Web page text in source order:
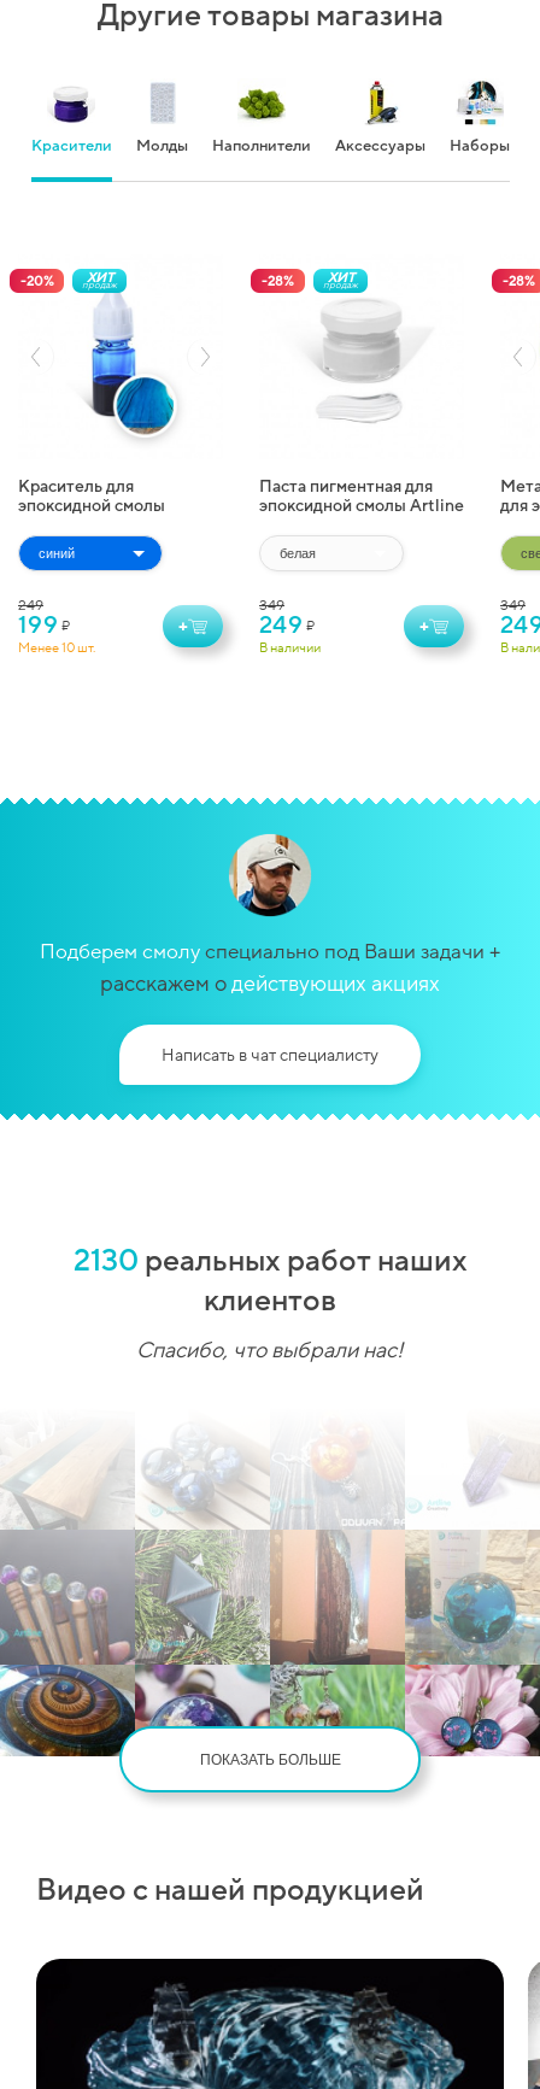
Другие товары магазина
Красители Молды Наполнители Аксессуары Наборы
-20% ХИТ
продаж
Краситель для
эпоксидной смолы
Transparent Colorant (10
мл)
249
199 ₽
Менее 10 шт.
+
-28% ХИТ
продаж
Паста пигментная для
эпоксидной смолы Artline
349
249 ₽
В наличии
+
-28%
для
(10 г)
349
В
Подберем смолуспециально под Ваши задачи +
расскажем одействующих акциях
Написать в чат специалисту
2130 реальных работ наших
клиентов
Спасибо, что выбрали нас!
ПОКАЗАТЬ БОЛЬШЕ
Видео с нашей продукцией